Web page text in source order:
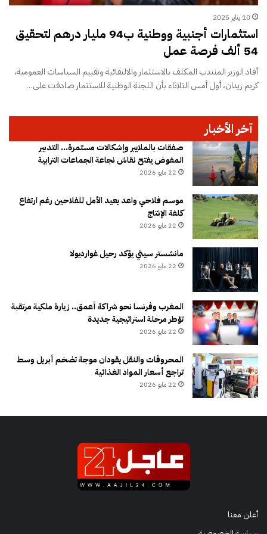
10 يناير 2025
استثمارات أجنبية ووطنية ب94 مليار درهم لتحقيق
54 ألف فرصة عمل
أفاد الوزير المنتدب المكلف بالاستثمار والالتقائية وتقييم السياسات العمومية،
كريم زيدان، أول أمس الثلاثاء بأن اللجنة الوطنية للاستثمار صادقت على…
آخر الأخبار
صفقات بالملايير وإشكالات مستمرة… التدبير
المفوض يفتح نقاش نجاعة الجماعات الترابية
22 مايو 2026
موسم فلاحي واعد يعيد الأمل للفلاحين رغم ارتفاع
كلفة الإنتاج
22 مايو 2026
مانشستر سيتي يؤكد رحيل غوارديولا
22 مايو 2026
المغرب وفرنسا نحو شراكة أعمق.. زيارة ملكية مرتقبة
تؤطر مرحلة استراتيجية جديدة
22 مايو 2026
المحروقات والنقل يقودان موجة تضخم أبريل وسط
تراجع أسعار المواد الغذائية
22 مايو 2026
أعلن معنا